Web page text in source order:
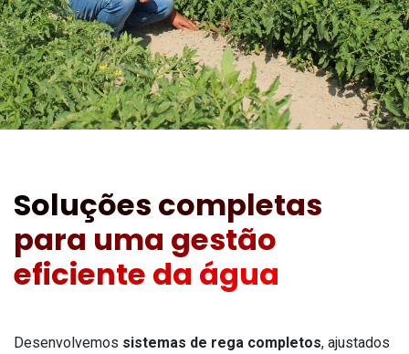
Soluções completas
para uma gestão
eficiente da água
Desenvolvemos sistemas de rega completos, ajustados